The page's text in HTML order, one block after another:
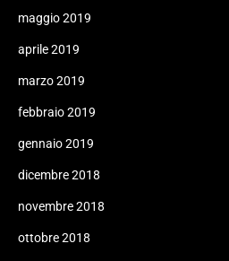
maggio 2019
aprile 2019
marzo 2019
febbraio 2019
gennaio 2019
dicembre 2018
novembre 2018
ottobre 2018